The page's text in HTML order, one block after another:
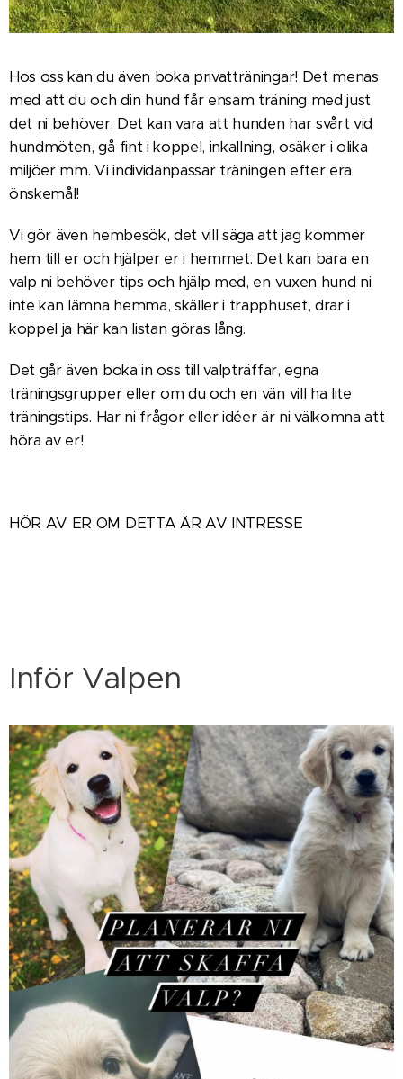
Hos oss kan du även boka privatträningar! Det menas
med att du och din hund får ensam träning med just
det ni behöver. Det kan vara att hunden har svårt vid
hundmöten, gå fint i koppel, inkallning, osäker i olika
miljöer mm. Vi individanpassar träningen efter era
önskemål!
Vi gör även hembesök, det vill säga att jag kommer
hem till er och hjälper er i hemmet. Det kan bara en
valp ni behöver tips och hjälp med, en vuxen hund ni
inte kan lämna hemma, skäller i trapphuset, drar i
koppel ja här kan listan göras lång.
Det går även boka in oss till valpträffar, egna
träningsgrupper eller om du och en vän vill ha lite
träningstips. Har ni frågor eller idéer är ni välkomna att
höra av er!
HÖR AV ER OM DETTA ÄR AV INTRESSE
Inför Valpen